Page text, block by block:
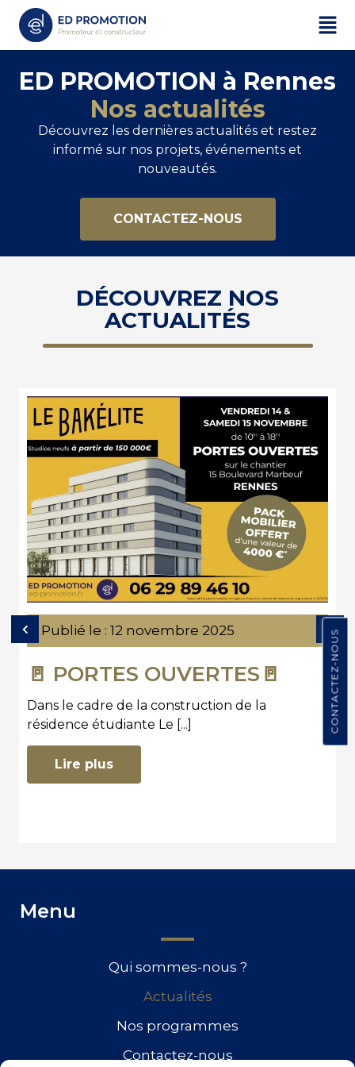
ED PROMOTION à Rennes
Nos actualités
Découvrez les dernières actualités et restez
informé sur nos projets, événements et
nouveautés.
CONTACTEZ-NOUS
DÉCOUVREZ NOS
ACTUALITÉS
Publié le :12 novembre 2025
🚪 PORTES OUVERTES🚪
Dans le cadre de la construction de la
résidence étudiante Le [...]
Lire plus
Menu
Qui sommes-nous ?
Actualités
Nos programmes
Contactez-nous
CONTACTEZ-NOUS